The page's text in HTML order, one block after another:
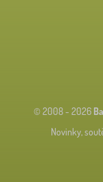
© 2008 - 2026
Novinky,